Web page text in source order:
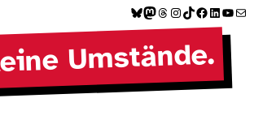
Bluesky Mastodon Threads Instagram TikTok Facebook LinkedIn YouTube E-Mail
Umstände.